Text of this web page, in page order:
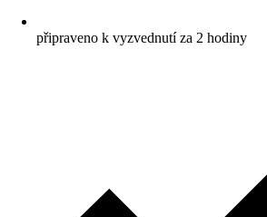
připraveno k vyzvednutí za 2 hodiny